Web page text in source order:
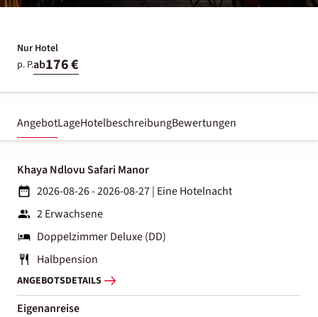
Nur Hotel
p. P.ab176 €
AngebotLageHotelbeschreibungBewertungen
Khaya Ndlovu Safari Manor
2026-08-26 - 2026-08-27| Eine Hotelnacht
2 Erwachsene
Doppelzimmer Deluxe (DD)
Halbpension
ANGEBOTSDETAILS
Eigenanreise